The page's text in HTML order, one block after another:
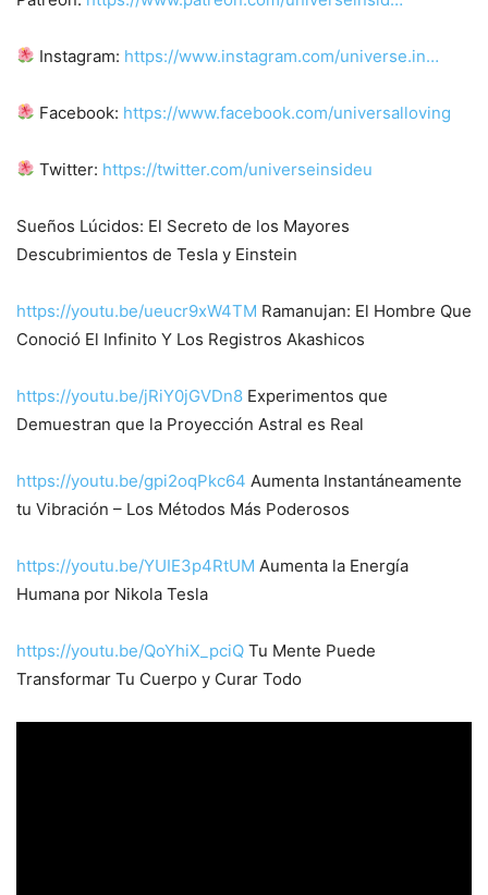
Instagram: https://www.instagram.com/universe.in…
Facebook: https://www.facebook.com/universalloving
Twitter: https://twitter.com/universeinsideu
Sueños Lúcidos: El Secreto de los Mayores
Descubrimientos de Tesla y Einstein
https://youtu.be/ueucr9xW4TM Ramanujan: El Hombre Que
Conoció El Infinito Y Los Registros Akashicos
https://youtu.be/jRiY0jGVDn8 Experimentos que
Demuestran que la Proyección Astral es Real
https://youtu.be/gpi2oqPkc64 Aumenta Instantáneamente
tu Vibración – Los Métodos Más Poderosos
https://youtu.be/YUIE3p4RtUM Aumenta la Energía
Humana por Nikola Tesla
https://youtu.be/QoYhiX_pciQ Tu Mente Puede
Transformar Tu Cuerpo y Curar Todo